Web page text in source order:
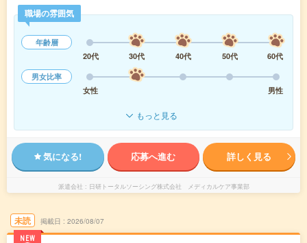
職場の雰囲気
年齢層
20代
30代 40代 50代
60代
男女比率
女性
男性
もっと見る
気になる! 応募へ進む 詳しく見る
派遣会社 日研トータルソーシング株式会社 メディカルケア事業部
未読
NEW
掲載日 2026/08/07